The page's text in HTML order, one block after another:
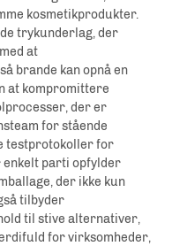
kosmetikprodukter.
trykunderlag, der
at
brande kan opnå en
at kompromittere
der er
for stående
testprotokoller for
enkelt parti opfylder
der ikke kun
tilbyder
til stive alternativer,
for virksomheder,